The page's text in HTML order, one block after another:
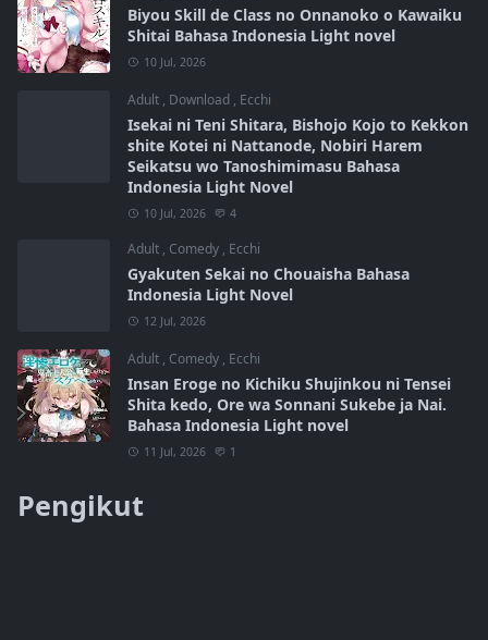
Biyou Skill de Class no Onnanoko o Kawaiku
Shitai Bahasa Indonesia Light novel
10 Jul, 2026
Adult , Download , Ecchi
Isekai ni Teni Shitara, Bishojo Kojo to Kekkon
shite Kotei ni Nattanode, Nobiri Harem
Seikatsu wo Tanoshimimasu Bahasa
Indonesia Light Novel
10 Jul, 2026 4
Adult , Comedy , Ecchi
Gyakuten Sekai no Chouaisha Bahasa
Indonesia Light Novel
12 Jul, 2026
Adult , Comedy , Ecchi
Insan Eroge no Kichiku Shujinkou ni Tensei
Shita kedo, Ore wa Sonnani Sukebe ja Nai.
Bahasa Indonesia Light novel
11 Jul, 2026 1
Pengikut